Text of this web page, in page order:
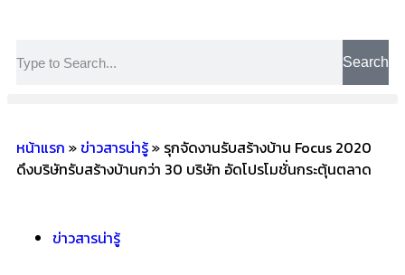
Search
หน้าแรก »ข่าวสารน่ารู้» รุกจัดงานรับสร้างบ้าน Focus 2020
ดึงบริษัทรับสร้างบ้านกว่า 30 บริษัท อัดโปรโมชั่นกระตุ้นตลาด
ข่าวสารน่ารู้